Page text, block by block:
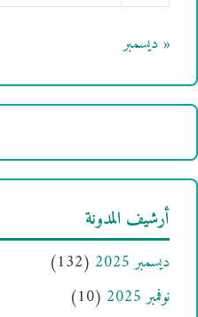
« ديسمبر
أرشيف المدونة
ديسمبر 2025
(132)
نوفمبر 2025
(10)